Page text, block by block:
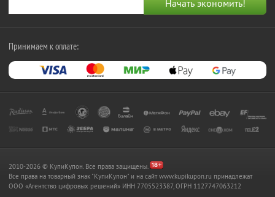
Принимаем к оплате:
2010-2026 © КупиКупон. Все права защищены.
Все права на товарный знак "КупиКупон" и на сайт www.kupikupon.ru принадлежат
OOO «Агентство цифровых решений» ИНН 7705523387, ОГРН 1127747063212